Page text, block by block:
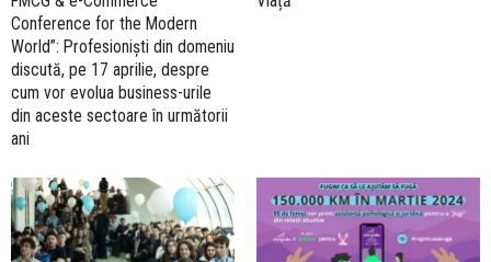
Conference for the Modern
World”: Profesioniști din domeniu
discută, pe 17 aprilie, despre
cum vor evolua business-urile
din aceste sectoare în următorii
ani